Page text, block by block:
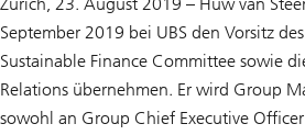
September 2019 bei UBS den Vorsitz
Sustainable Finance Committee sowie
Relations übernehmen. Er wird Group
sowohl an Group Chief Executive